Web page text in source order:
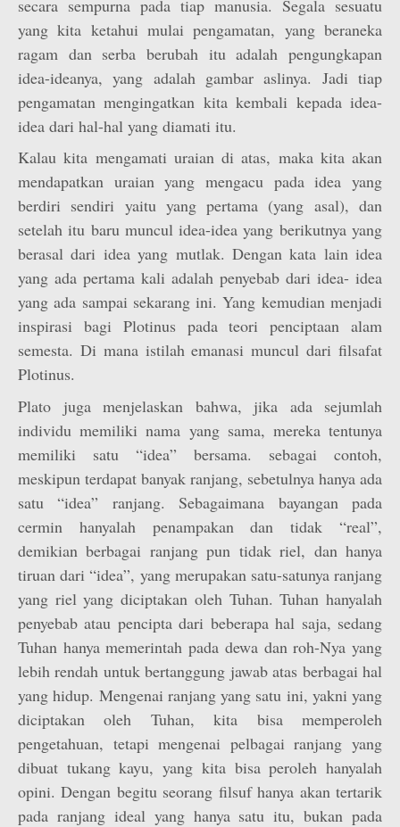
secara sempurna pada tiap manusia. Segala sesuatu
yang kita ketahui mulai pengamatan, yang beraneka
ragam dan serba berubah itu adalah pengungkapan
idea-ideanya, yang adalah gambar aslinya. Jadi tiap
pengamatan mengingatkan kita kembali kepada idea-
idea dari hal-hal yang diamati itu.
Kalau kita mengamati uraian di atas, maka kita akan
mendapatkan uraian yang mengacu pada idea yang
berdiri sendiri yaitu yang pertama (yang asal), dan
setelah itu baru muncul idea-idea yang berikutnya yang
berasal dari idea yang mutlak. Dengan kata lain idea
yang ada pertama kali adalah penyebab dari idea- idea
yang ada sampai sekarang ini. Yang kemudian menjadi
inspirasi bagi Plotinus pada teori penciptaan alam
semesta. Di mana istilah emanasi muncul dari filsafat
Plotinus.
Plato juga menjelaskan bahwa, jika ada sejumlah
individu memiliki nama yang sama, mereka tentunya
memiliki satu “idea” bersama. sebagai contoh,
meskipun terdapat banyak ranjang, sebetulnya hanya ada
satu “idea” ranjang. Sebagaimana bayangan pada
cermin hanyalah penampakan dan tidak “real”,
demikian berbagai ranjang pun tidak riel, dan hanya
tiruan dari “idea”, yang merupakan satu-satunya ranjang
yang riel yang diciptakan oleh Tuhan. Tuhan hanyalah
penyebab atau pencipta dari beberapa hal saja, sedang
Tuhan hanya memerintah pada dewa dan roh-Nya yang
lebih rendah untuk bertanggung jawab atas berbagai hal
yang hidup. Mengenai ranjang yang satu ini, yakni yang
diciptakan oleh Tuhan, kita bisa memperoleh
pengetahuan, tetapi mengenai pelbagai ranjang yang
dibuat tukang kayu, yang kita bisa peroleh hanyalah
opini. Dengan begitu seorang filsuf hanya akan tertarik
pada ranjang ideal yang hanya satu itu, bukan pada